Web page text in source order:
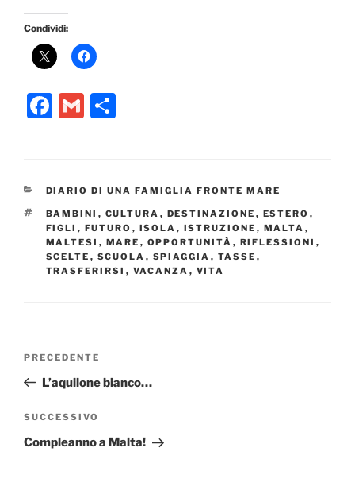
Condividi:
F
e
b
o
o
k
G
l
di
vi
di
CATEGORIE
DIARIO DI UNA FAMIGLIA FRONTE MARE
TAG
BAMBINI , CULTURA , DESTINAZIONE , ESTERO ,
FIGLI , FUTURO , ISOLA , ISTRUZIONE , MALTA ,
MALTESI , MARE , OPPORTUNITÀ , RIFLESSIONI ,
SCELTE , SCUOLA , SPIAGGIA , TASSE ,
TRASFERIRSI , VACANZA , VITA
Articolo
precedente:
PRECEDENTE
L’aquilone bianco…
Articolo
successivo
SUCCESSIVO
Compleanno a Malta!